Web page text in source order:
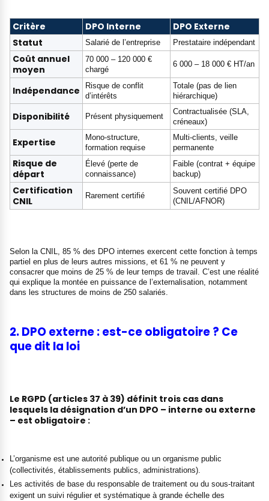
Critère DPO Interne
DPO Externe
Statut
Salarié de l’entreprise Prestataire indépendant
Coût annuel
moyen
70 000 – 120 000 €
chargé
6 000 – 18 000 € HT/an
Indépendance
Risque de conflit
d’intérêts
Totale (pas de lien
hiérarchique)
Disponibilité Présent physiquement
Contractualisée (SLA,
créneaux)
Expertise
Mono-structure,
formation requise
Multi-clients, veille
permanente
Risque de
départ
Élevé (perte de
connaissance)
Faible (contrat + équipe
backup)
Certification
CNIL
Rarement certifié
Souvent certifié DPO
(CNIL/AFNOR)
Selon la CNIL, 85 % des DPO internes exercent cette fonction à temps
partiel en plus de leurs autres missions, et 61 % ne peuvent y
consacrer que moins de 25 % de leur temps de travail. C’est une réalité
qui explique la montée en puissance de l’externalisation, notamment
dans les structures de moins de 250 salariés.
2. DPO externe : est-ce obligatoire ? Ce
que dit la loi
Le RGPD (articles 37 à 39) définit trois cas dans
lesquels la désignation d’un DPO – interne ou externe
– est obligatoire :
L’organisme est une autorité publique ou un organisme public
(collectivités, établissements publics, administrations).
Les activités de base du responsable de traitement ou du sous-traitant
exigent un suivi régulier et systématique à grande échelle des